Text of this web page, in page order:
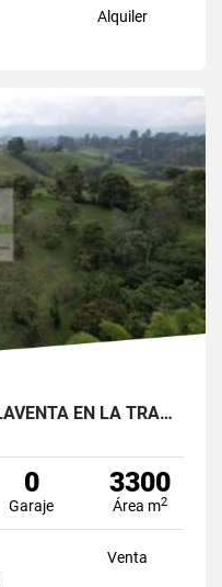
Alquiler
LOTES CAMPESTRES PARA LAVENTA EN LA TRANQUILIDAD DE VILACHAGUA
0
Garaje
3300
Área m2
Venta